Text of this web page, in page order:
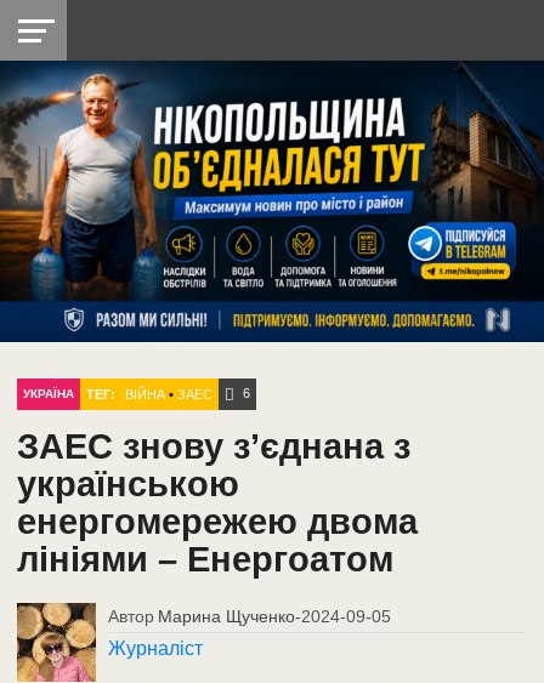
НІКОПОЛЬ
РАЙОН
СІЧЕСЛАВСЬКА
УКРАЇНА
РЕТРО
НІКОПОЛЬ
ЛАЙТ
УКРАЇНА
ДОПОМОГА
РАДІО
УКРАЇНА ТЕГ: ВІЙНА •ЗАЕС 6
ЗАЕС знову з’єднана з
українською
енергомережею двома
лініями – Енергоатом
Автор Марина Щученко-2024-09-05
Журналіст